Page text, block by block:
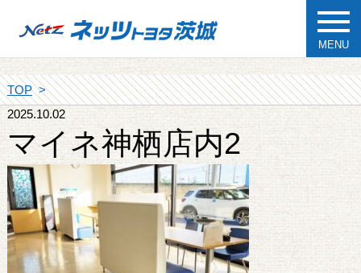
MENU
TOP
2025.10.02
マイネ神栖店内2